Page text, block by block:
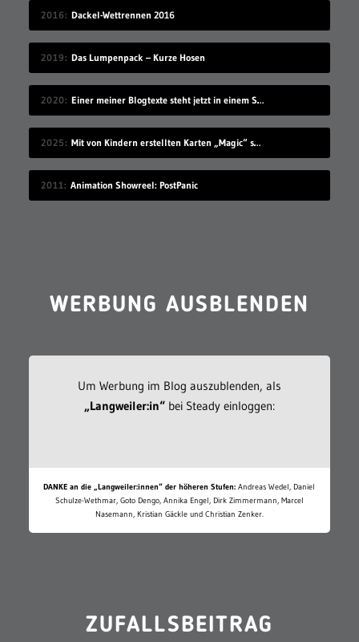
2016 Dackel-Wettrennen 2016
2019 Das Lumpenpack – Kurze Hosen
2020 Einer meiner Blogtexte steht jetzt in einem Schulbuch für den Deutschunterricht
2025 Mit von Kindern erstellten Karten „Magic“ spielen
2011 Animation Showreel: PostPanic
WERBUNG AUSBLENDEN
Um Werbung im Blog auszublenden, als
„Langweiler:in“bei Steady einloggen:
DANKE an die „Langweiler:innen“ der höheren Stufen: Andreas Wedel, Daniel
Schulze-Wethmar, Goto Dengo, Annika Engel, Dirk Zimmermann, Marcel
Nasemann, Kristian Gäckle und Christian Zenker.
ZUFALLSBEITRAG